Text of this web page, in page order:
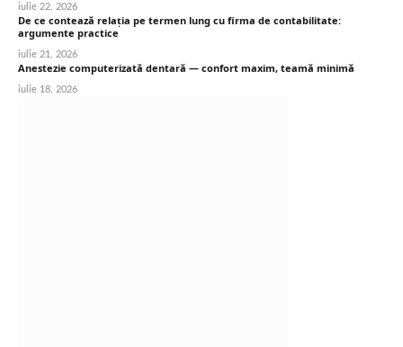
iulie 22, 2026
De ce contează relația pe termen lung cu firma de contabilitate:
argumente practice
iulie 21, 2026
Anestezie computerizată dentară — confort maxim, teamă minimă
iulie 18, 2026